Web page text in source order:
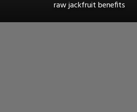
raw jackfruit benefits